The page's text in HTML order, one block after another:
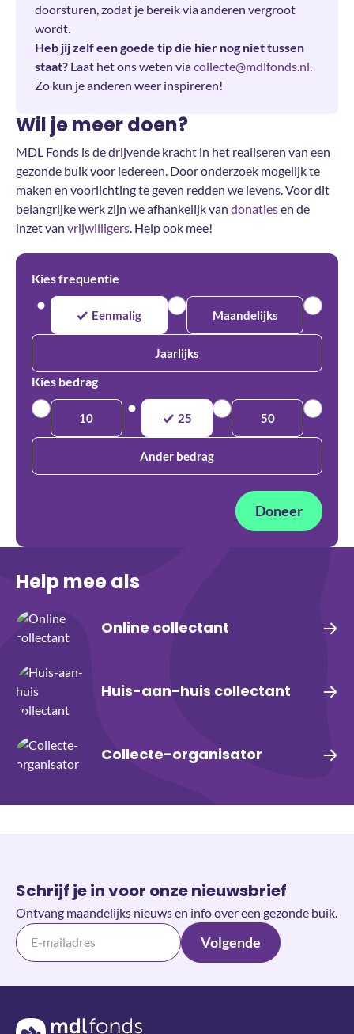
doorsturen, zodat je bereik via anderen vergroot
wordt.
Heb jij zelf een goede tip die hier nog niet tussen
staat? Laat het ons weten viacollecte@mdlfonds.nl.
Zo kun je anderen weer inspireren!
Wil je meer doen?
MDL Fonds is de drijvende kracht in het realiseren van een
gezonde buik voor iedereen. Door onderzoek mogelijk te
maken en voorlichting te geven redden we levens. Voor dit
belangrijke werk zijn we afhankelijk van donatiesen de
inzet van vrijwilligers. Help ook mee!
Kies frequentie
Eenmalig Maandelijks
Jaarlijks
Kies bedrag
10 25 50
Ander bedrag
Doneer
Help mee als
Online collectant
Huis-aan-huis collectant
Collecte-organisator
Schrijf je in voor onze nieuwsbrief
Ontvang maandelijks nieuws en info over een gezonde buik.
Volgende
Terug naar de homepage